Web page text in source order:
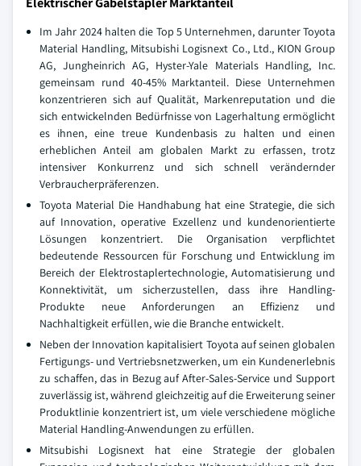
Im Jahr 2024 halten die Top 5 Unternehmen, darunter Toyota
Material Handling, Mitsubishi Logisnext Co., Ltd., KION Group
AG, Jungheinrich AG, Hyster-Yale Materials Handling, Inc.
gemeinsam rund 40-45% Marktanteil. Diese Unternehmen
konzentrieren sich auf Qualität, Markenreputation und die
sich entwickelnden Bedürfnisse von Lagerhaltung ermöglicht
es ihnen, eine treue Kundenbasis zu halten und einen
erheblichen Anteil am globalen Markt zu erfassen, trotz
intensiver Konkurrenz und sich schnell verändernder
Verbraucherpräferenzen.
Toyota Material Die Handhabung hat eine Strategie, die sich
auf Innovation, operative Exzellenz und kundenorientierte
Lösungen konzentriert. Die Organisation verpflichtet
bedeutende Ressourcen für Forschung und Entwicklung im
Bereich der Elektrostaplertechnologie, Automatisierung und
Konnektivität, um sicherzustellen, dass ihre Handling-
Produkte neue Anforderungen an Effizienz und
Nachhaltigkeit erfüllen, wie die Branche entwickelt.
Neben der Innovation kapitalisiert Toyota auf seinen globalen
Fertigungs- und Vertriebsnetzwerken, um ein Kundenerlebnis
zu schaffen, das in Bezug auf After-Sales-Service und Support
zuverlässig ist, während gleichzeitig auf die Erweiterung seiner
Produktlinie konzentriert ist, um viele verschiedene mögliche
Material Handling-Anwendungen zu erfüllen.
Mitsubishi Logisnext hat eine Strategie der globalen